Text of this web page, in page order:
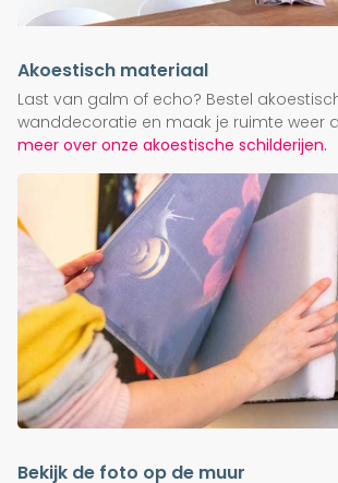
Akoestisch materiaal
Last van galm of echo? Bestel
wanddecoratie en maak je ruimte weer
meer over onze akoestische schilderijen.
Bekijk de foto op de muur